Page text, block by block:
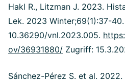
Hakl R., Litzman J. 2023.
Lek. 2023 Winter;69(1):37-
10.36290/vnl.2023.005.
ov/36931880/ Zugriff:
Sánchez-Pérez S. et al.